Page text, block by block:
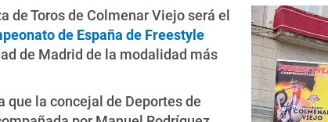
de Toros de Colmenar Viejo será el
de España de Freestyle
de Madrid de la modalidad más
que la concejal de Deportes de